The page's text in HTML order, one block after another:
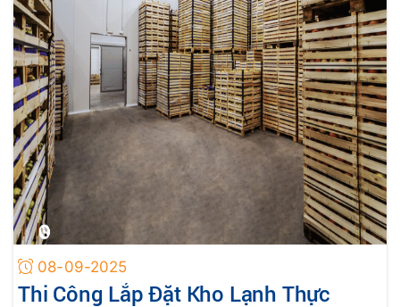
08-09-2025
Thi Công Lắp Đặt Kho Lạnh Thực